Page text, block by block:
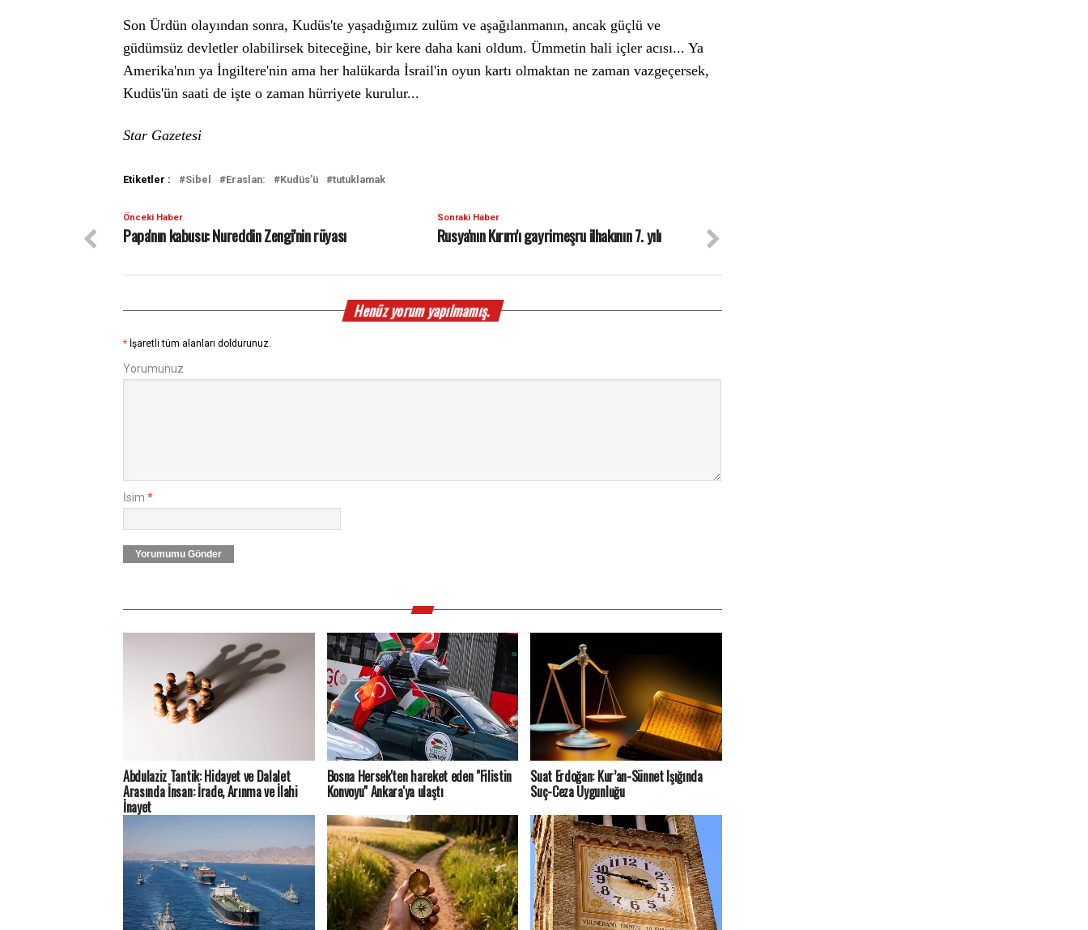
Son Ürdün olayından sonra, Kudüs'te yaşadığımız zulüm ve aşağılanmanın, ancak güçlü ve
güdümsüz devletler olabilirsek biteceğine, bir kere daha kani oldum. Ümmetin hali içler acısı... Ya
Amerika'nın ya İngiltere'nin ama her halükarda İsrail'in oyun kartı olmaktan ne zaman vazgeçersek,
Kudüs'ün saati de işte o zaman hürriyete kurulur...
Star Gazetesi
Etiketler : Sibel Eraslan: Kudüs'ü tutuklamak
Önceki Haber
Papa'nın kabusu: Nureddin Zengi'nin rüyası
Sonraki Haber
Rusya'nın Kırım'ı gayrimeşru ilhakının 7. yılı
Henüz yorum yapılmamış.
* İşaretli tüm alanları doldurunuz.
Yorumunuz
İsim *
Yorumumu Gönder
Abdulaziz Tantik: Hidayet ve Dalalet
Arasında İnsan: İrade, Arınma ve İlahi
İnayet
Bosna Hersek'ten hareket eden "Filistin
Konvoyu" Ankara'ya ulaştı
Suat Erdoğan: Kur’an-Sünnet Işığında
Suç-Ceza Uygunluğu